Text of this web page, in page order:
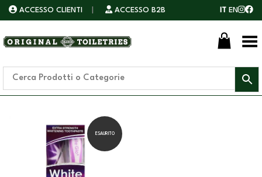
ACCESSO CLIENTI ACCESSO B2B IT EN
Toggle Menu
ESAURITO